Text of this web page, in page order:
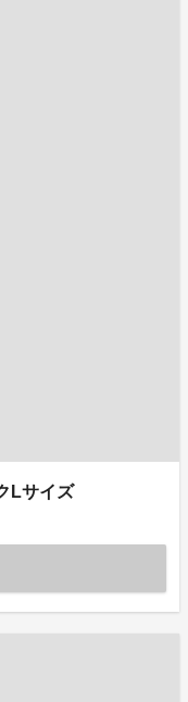
Lサイズ